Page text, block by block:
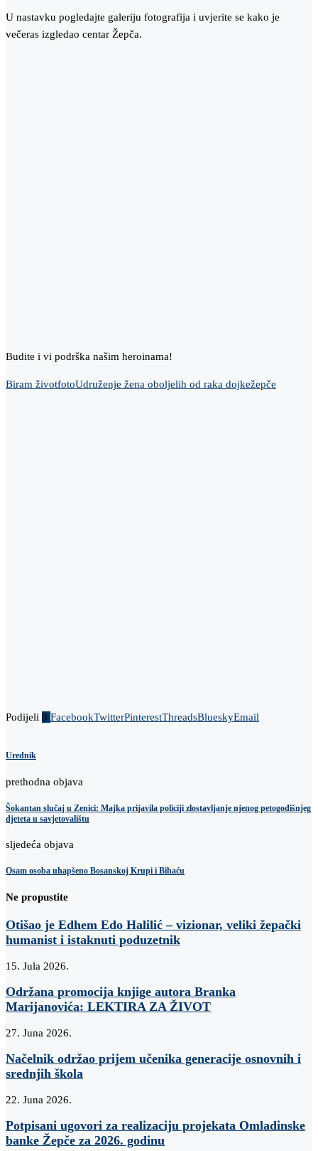
U nastavku pogledajte galeriju fotografija i uvjerite se kako je
večeras izgledao centar Žepča.
Budite i vi podrška našim heroinama!
Biram životfotoUdruženje žena oboljelih od raka dojkežepče
Podijeli 0 FacebookTwitterPinterestThreadsBlueskyEmail
Urednik
prethodna objava
Šokantan slučaj u Zenici: Majka prijavila policiji zlostavljanje njenog petogodišnjeg
djeteta u savjetovalištu
sljedeća objava
Osam osoba uhapšeno Bosanskoj Krupi i Bihaću
Ne propustite
Otišao je Edhem Edo Halilić – vizionar, veliki žepački
humanist i istaknuti poduzetnik
15. Jula 2026.
Održana promocija knjige autora Branka
Marijanovića: LEKTIRA ZA ŽIVOT
27. Juna 2026.
Načelnik održao prijem učenika generacije osnovnih i
srednjih škola
22. Juna 2026.
Potpisani ugovori za realizaciju projekata Omladinske
banke Žepče za 2026. godinu